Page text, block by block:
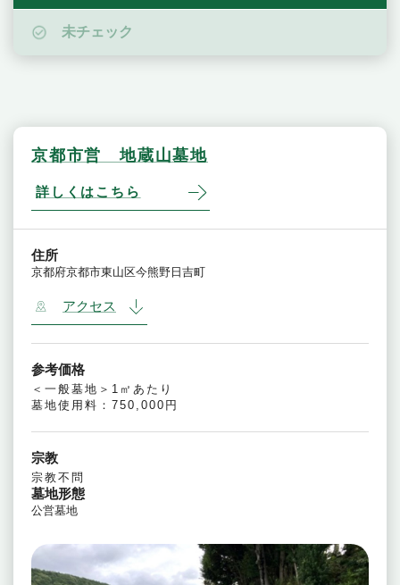
未チェック
京都市営 地蔵山墓地
詳しくはこちら
住所
京都府京都市東山区今熊野日吉町
アクセス
参考価格
＜一般墓地＞1㎡あたり
墓地使用料：750,000円
宗教
宗教不問
墓地形態
公営墓地